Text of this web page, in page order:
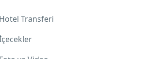
Hotel Transferi